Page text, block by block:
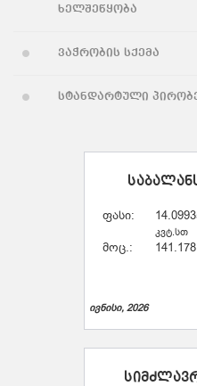
ხელშეწყობა
ვაჭრობის სქემა
სტანდარტული
ფასი:
კვტ.სთ
მოც.:
ივნისი, 2026